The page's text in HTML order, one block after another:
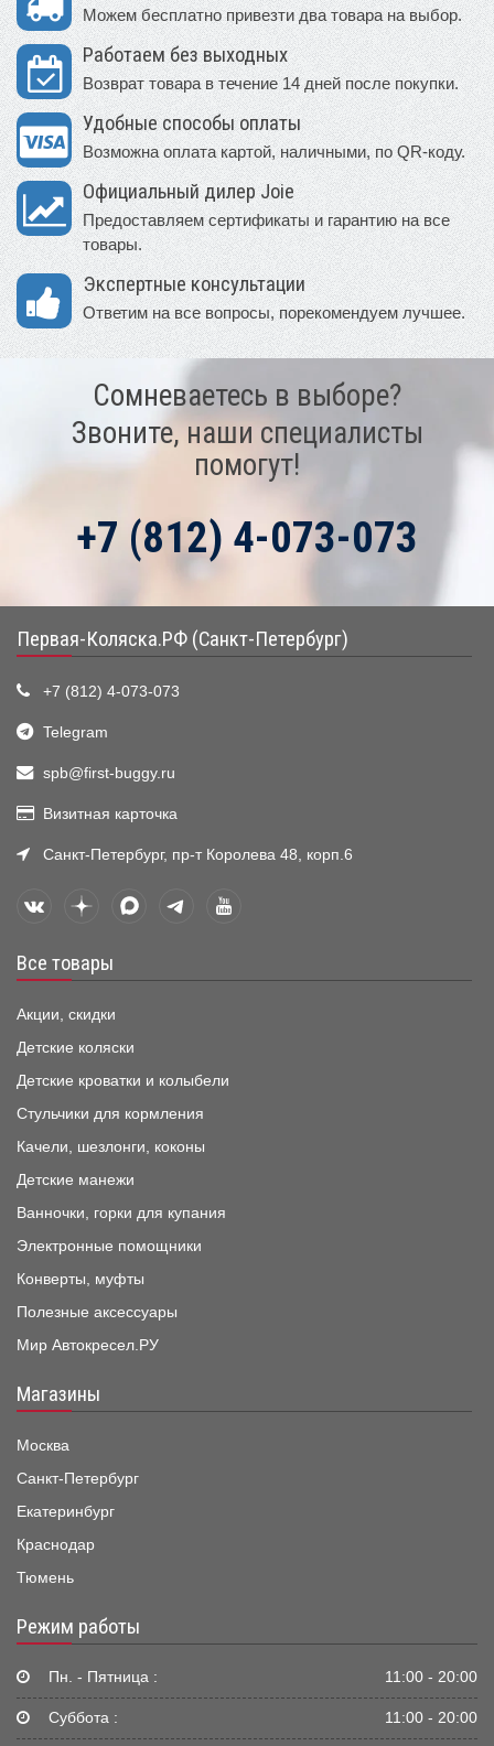
Можем бесплатно привезти два товара на выбор.
Работаем без выходных
Возврат товара в течение 14 дней после покупки.
Удобные способы оплаты
Возможна оплата картой, наличными, по QR-коду.
Официальный дилер Joie
Предоставляем сертификаты и гарантию на все
товары.
Экспертные консультации
Ответим на все вопросы, порекомендуем лучшее.
Сомневаетесь в выборе?
Звоните, наши специалисты
помогут!
+7 (812) 4-073-073
Первая-Коляска.РФ (Санкт-Петербург)
+7 (812) 4-073-073
Telegram
spb@first-buggy.ru
Визитная карточка
Санкт-Петербург, пр-т Королева 48, корп.6
Все товары
Акции, скидки
Детские коляски
Детские кроватки и колыбели
Стульчики для кормления
Качели, шезлонги, коконы
Детские манежи
Ванночки, горки для купания
Электронные помощники
Конверты, муфты
Полезные аксессуары
Мир Автокресел.РУ
Магазины
Москва
Санкт-Петербург
Екатеринбург
Краснодар
Тюмень
Режим работы
Пн. - Пятница : 11:00 - 20:00
Суббота : 11:00 - 20:00